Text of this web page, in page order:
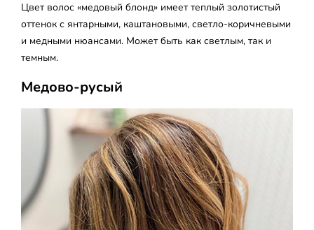
Цвет волос «медовый блонд» имеет теплый золотистый
оттенок с янтарными, каштановыми, светло-коричневыми
и медными нюансами. Может быть как светлым, так и
темным.
Медово-русый